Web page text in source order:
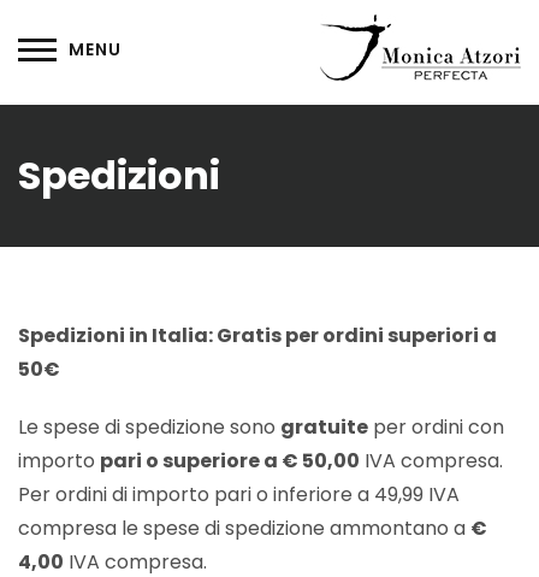
Spedizioni
Spedizioni in Italia: Gratis per ordini superiori a
50€
Le spese di spedizione sono gratuite per ordini con
importo pari o superiore a € 50,00 IVA compresa.
Per ordini di importo pari o inferiore a 49,99 IVA
compresa le spese di spedizione ammontano a €
4,00 IVA compresa.